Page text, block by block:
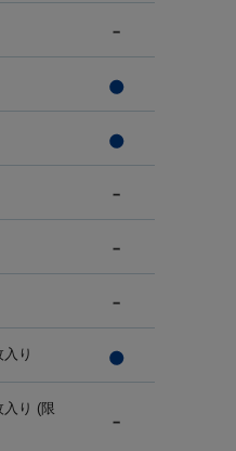
入り
入り (限